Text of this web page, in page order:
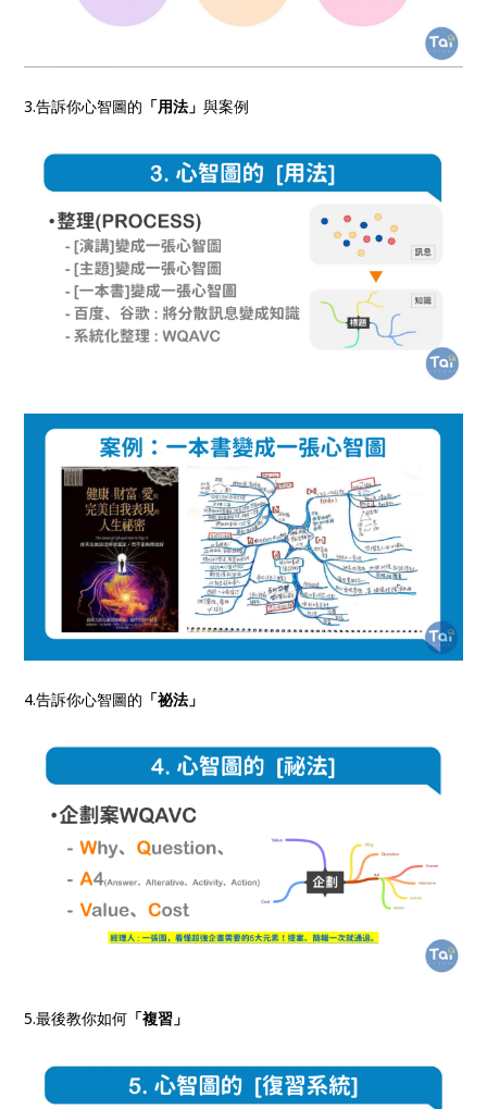
3.告訴你心智圖的 「用法」與案例
4.告訴你心智圖的 「祕法」
5.最後教你如何 「複習」